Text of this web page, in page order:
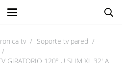
tv / Soporte tv pared /
/
GIRATORIO 120º U SLIM XL 32′ A